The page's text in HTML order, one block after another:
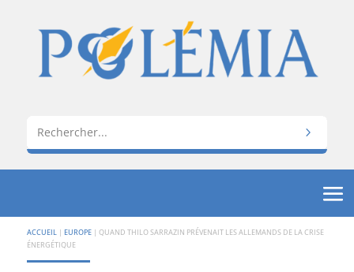
ACCUEIL | EUROPE| QUAND THILO SARRAZIN PRÉVENAIT LES ALLEMANDS DE LA CRISE
ÉNERGÉTIQUE